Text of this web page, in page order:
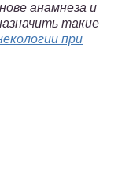
анамнеза и
такие
при